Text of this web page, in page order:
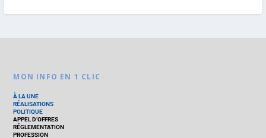
MON INFO EN 1 CLIC
À LA UNE
RÉALISATIONS
POLITIQUE
APPEL D’OFFRES
RÉGLEMENTATION
PROFESSION